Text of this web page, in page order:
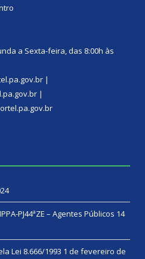
a Sexta-feira, das 8:00h às
|
|
PJ44ªZE – Agentes Públicos 14
Lei 8.666/1993 1 de fevereiro de